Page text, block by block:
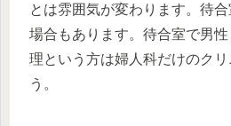
とは雰囲気が変わります。待
場合もあります。待合室で男
理という方は婦人科だけのク
う。